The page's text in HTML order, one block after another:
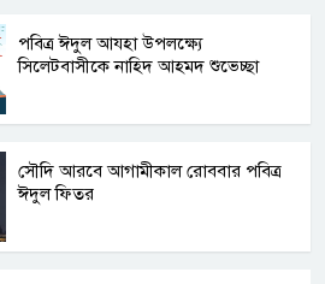
পবিত্র ঈদুল আযহা উপলক্ষ্যে
সিলেটবাসীকে নাহিদ আহমদ শুভেচ্ছা
সৌদি আরবে আগামীকাল রোববার পবিত্র
ঈদুল ফিতর